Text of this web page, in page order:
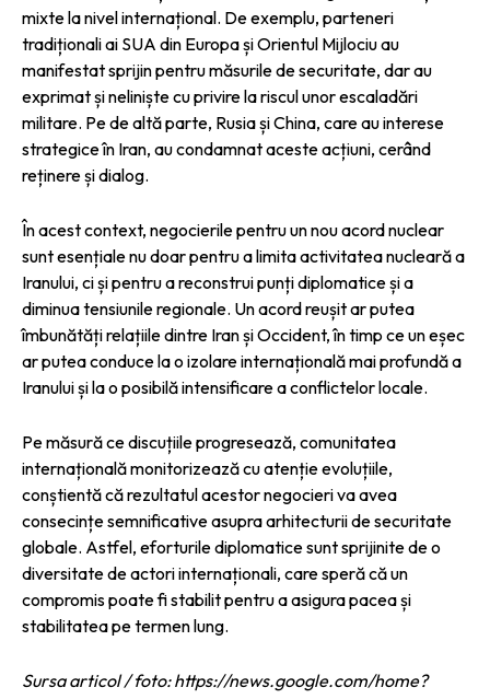
mixte la nivel internațional. De exemplu, parteneri
tradiționali ai SUA din Europa și Orientul Mijlociu au
manifestat sprijin pentru măsurile de securitate, dar au
exprimat și neliniște cu privire la riscul unor escaladări
militare. Pe de altă parte, Rusia și China, care au interese
strategice în Iran, au condamnat aceste acțiuni, cerând
reținere și dialog.
În acest context, negocierile pentru un nou acord nuclear
sunt esențiale nu doar pentru a limita activitatea nucleară a
Iranului, ci și pentru a reconstrui punți diplomatice și a
diminua tensiunile regionale. Un acord reușit ar putea
îmbunătăți relațiile dintre Iran și Occident, în timp ce un eșec
ar putea conduce la o izolare internațională mai profundă a
Iranului și la o posibilă intensificare a conflictelor locale.
Pe măsură ce discuțiile progresează, comunitatea
internațională monitorizează cu atenție evoluțiile,
conștientă că rezultatul acestor negocieri va avea
consecințe semnificative asupra arhitecturii de securitate
globale. Astfel, eforturile diplomatice sunt sprijinite de o
diversitate de actori internaționali, care speră că un
compromis poate fi stabilit pentru a asigura pacea și
stabilitatea pe termen lung.
Sursa articol / foto: https://news.google.com/home?